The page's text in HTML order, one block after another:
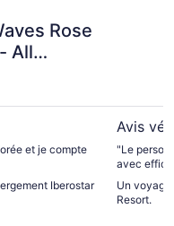
Rose
All
Iberostar
Avis
"Le personnel
avec
vivement
Un
Resort.